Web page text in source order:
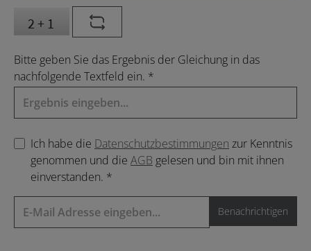
Bitte geben Sie das Ergebnis der Gleichung in das
nachfolgende Textfeld ein. *
Ich habe die Datenschutzbestimmungen zur Kenntnis
genommen und die AGB gelesen und bin mit ihnen
einverstanden. *
Benachrichtigen